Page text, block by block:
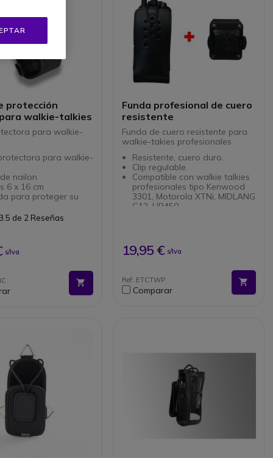
protección
walkie-talkies
para walkie-
para walkie-
nailon
6 x 16 cm
para proteger su
con muchos
3.5 de 2 Reseñas
s/Iva
Funda profesional de cuero
resistente
Funda de cuero resistente para
walkie-takies profesionales
Resistente, cuero duro.
Clip regulable.
Compatible con walkie talkies
profesionales tipo Kenwood
3301, Motorola XTNi, MIDLANG
G12, HP450....
19,95 € s/Iva
Ref: ETCTWP
Comparar